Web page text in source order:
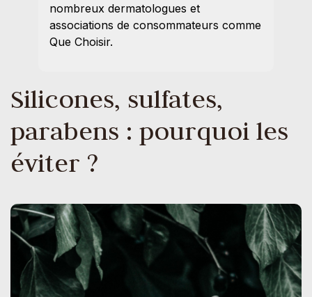
nombreux dermatologues et
associations de consommateurs comme
Que Choisir.
Silicones, sulfates,
parabens : pourquoi les
éviter ?